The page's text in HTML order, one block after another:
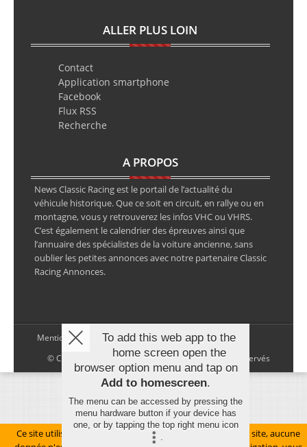
ALLER PLUS LOIN
Contact
Application smartphone
Facebook
Flux RSS
Recherche
A PROPOS
News Classic Racing est le portail de l’actualité du
véhicule historique. Que ce soit en circuit, en rallye ou en
montagne, vous y retrouverez les infos VHC ou VHRS.
C’est également le calendrier des épreuves ainsi que
l’annuaire des spécialistes de la voiture ancienne, sans
oublier les petites annonces avec notre partenaire Classic
Racing Annonces.
Mentions légales
© Copyright 2026 NewsClassicRacing, tous droits réservés
Ce site utilise des cookies pour le bon fonctionnement du site, aucune
To add this web app to the
home screen open the
browser option menu and tap on
Add to homescreen.
The menu can be accessed by pressing the
menu hardware button if your device has
one, or by tapping the top right menu icon